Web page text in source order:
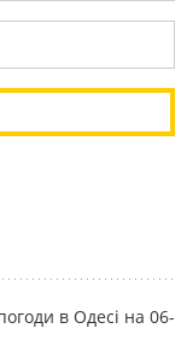
в Одесі на 06-